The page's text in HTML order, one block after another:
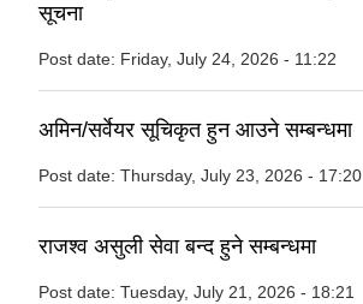
सूचना
Post date: Friday, July 24, 2026 - 11:22
अमिन/सर्वेयर सूचिकृत हुन आउने सम्बन्धमा
Post date: Thursday, July 23, 2026 - 17:20
राजश्व असुली सेवा बन्द हुने सम्बन्धमा
Post date: Tuesday, July 21, 2026 - 18:21